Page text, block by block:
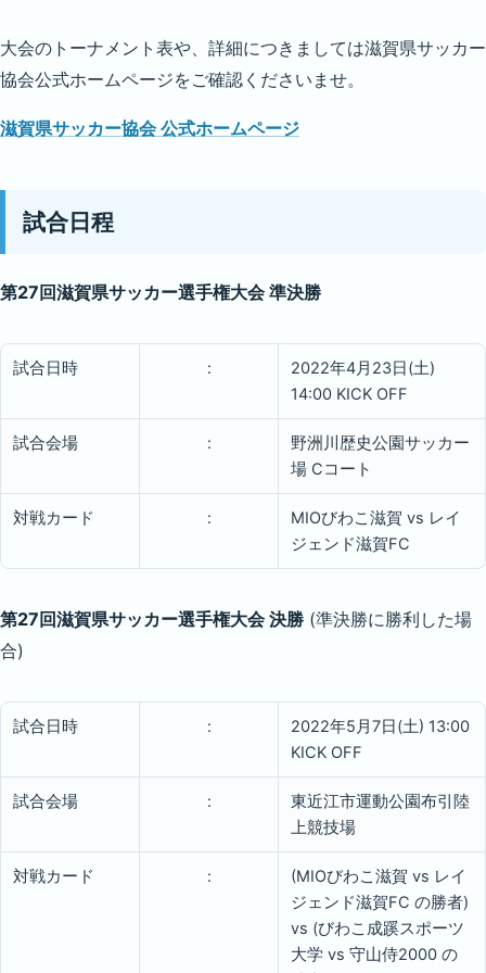
大会のトーナメント表や、詳細につきましては滋賀県サッカー
協会公式ホームページをご確認くださいませ。
滋賀県サッカー協会 公式ホームページ
試合日程
第27回滋賀県サッカー選手権大会 準決勝
試合日時 :
2022年4月23日(土)
14:00 KICK OFF
試合会場 :
野洲川歴史公園サッカー
場 Cコート
対戦カード :
MIOびわこ滋賀 vs レイ
ジェンド滋賀FC
第27回滋賀県サッカー選手権大会 決勝 (準決勝に勝利した場
合)
試合日時 :
2022年5月7日(土) 13:00
KICK OFF
試合会場 :
東近江市運動公園布引陸
上競技場
対戦カード :
(MIOびわこ滋賀 vs レイ
ジェンド滋賀FC の勝者)
vs (びわこ成蹊スポーツ
大学 vs 守山侍2000 の